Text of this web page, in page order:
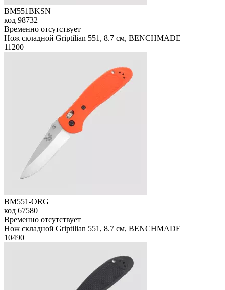
BM551BKSN
код 98732
Временно отсутствует
Нож складной Griptilian 551, 8.7 см, BENCHMADE
11 200
BM551-ORG
код 67580
Временно отсутствует
Нож складной Griptilian 551, 8.7 см, BENCHMADE
10490